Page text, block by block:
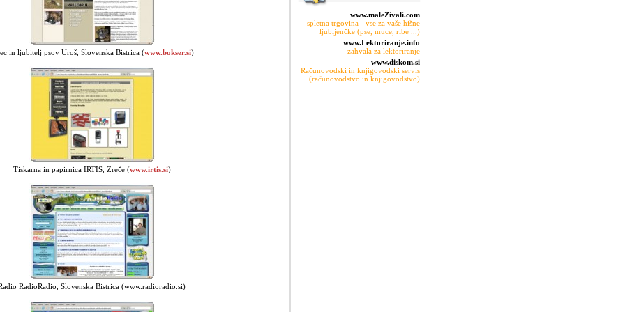
in ljubitelj psov Uroš, Slovenska Bistrica (www.bokser.si)
Tiskarna in papirnica IRTIS, Zreče (www.irtis.si)
RadioRadio, Slovenska Bistrica (www.radioradio.si)
www.maleZivali.com
spletna trgovina - vse za vaše hišne
ljubljenčke (pse, muce, ribe ...)
www.Lektoriranje.info
zahvala za lektoriranje
www.diskom.si
Računovodski in knjigovodski servis
(računovodstvo in knjigovodstvo)